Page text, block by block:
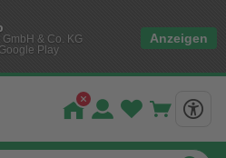
& Co. KG
Play
Anzeigen